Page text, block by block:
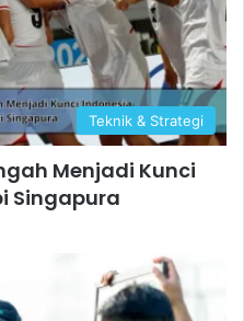
Teknik & Strategi
Menjadi Kunci
Singapura